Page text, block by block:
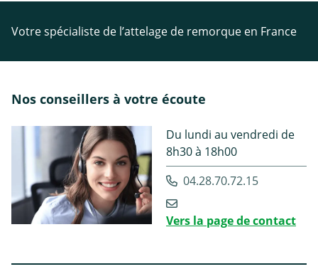
Votre spécialiste de l’attelage de remorque en France
Nos conseillers à votre écoute
Du lundi au vendredi de
8h30 à 18h00
04.28.70.72.15
Vers la page de contact